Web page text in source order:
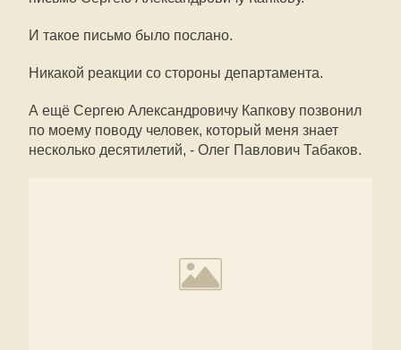
И такое письмо было послано.
Никакой реакции со стороны департамента.
А ещё Сергею Александровичу Капкову позвонил
по моему поводу человек, который меня знает
несколько десятилетий, - Олег Павлович Табаков.